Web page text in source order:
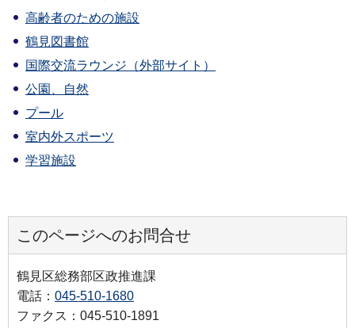
高齢者のための施設
鶴見図書館
国際交流ラウンジ（外部サイト）
公園、自然
プール
室内外スポーツ
学習施設
このページへのお問合せ
鶴見区総務部区政推進課
電話： 045-510-1680
ファクス：045-510-1891